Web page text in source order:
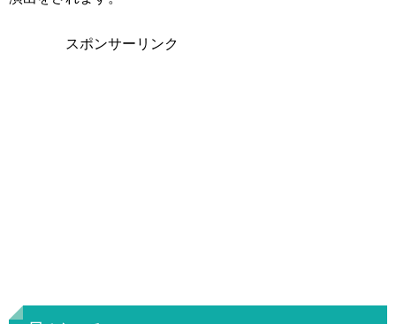
スポンサーリンク